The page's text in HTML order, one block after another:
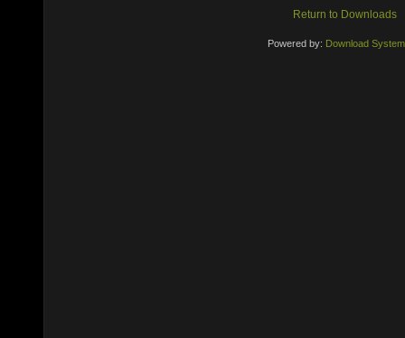
Return to Downloads
Powered by: Download